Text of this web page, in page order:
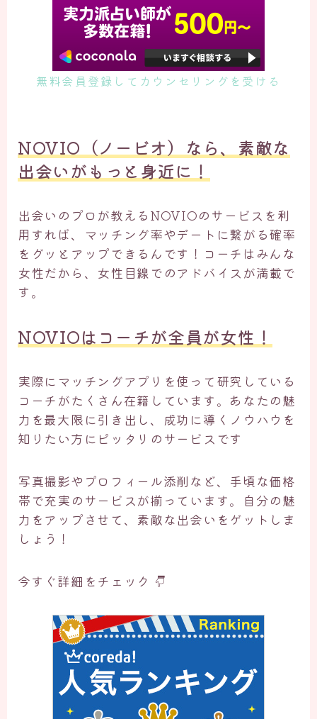
無料会員登録してカウンセリングを受ける
NOVIO（ノービオ）なら、素敵な
出会いがもっと身近に！
出会いのプロが教えるNOVIOのサービスを利
用すれば、マッチング率やデートに繋がる確率
をグッとアップできるんです！コーチはみんな
女性だから、女性目線でのアドバイスが満載で
す。
NOVIOはコーチが全員が女性！
実際にマッチングアプリを使って研究している
コーチがたくさん在籍しています。あなたの魅
力を最大限に引き出し、成功に導くノウハウを
知りたい方にピッタリのサービスです
写真撮影やプロフィール添削など、手頃な価格
帯で充実のサービスが揃っています。自分の魅
力をアップさせて、素敵な出会いをゲットしま
しょう！
今すぐ詳細をチェック